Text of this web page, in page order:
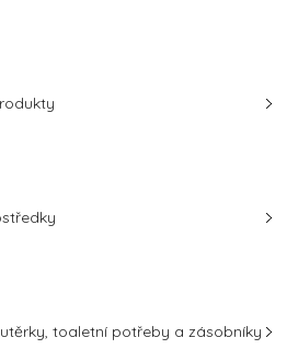
toaletní potřeby a zásobníky